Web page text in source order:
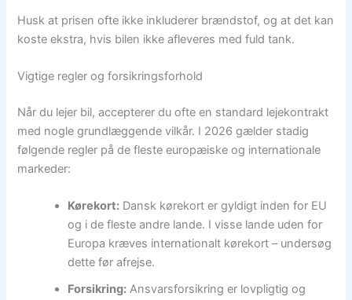
Husk at prisen ofte ikke inkluderer brændstof, og at det kan
koste ekstra, hvis bilen ikke afleveres med fuld tank.
Vigtige regler og forsikringsforhold
Når du lejer bil, accepterer du ofte en standard lejekontrakt
med nogle grundlæggende vilkår. I 2026 gælder stadig
følgende regler på de fleste europæiske og internationale
markeder:
Kørekort: Dansk kørekort er gyldigt inden for EU
og i de fleste andre lande. I visse lande uden for
Europa kræves internationalt kørekort – undersøg
dette før afrejse.
Forsikring: Ansvarsforsikring er lovpligtig og